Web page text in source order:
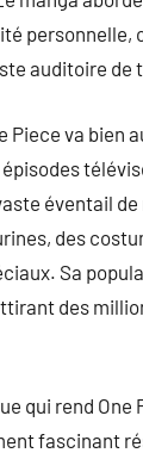
personnelle,
auditoire de
Piece va bien
éventail
des
Sa
des
qui rend One
fascinant